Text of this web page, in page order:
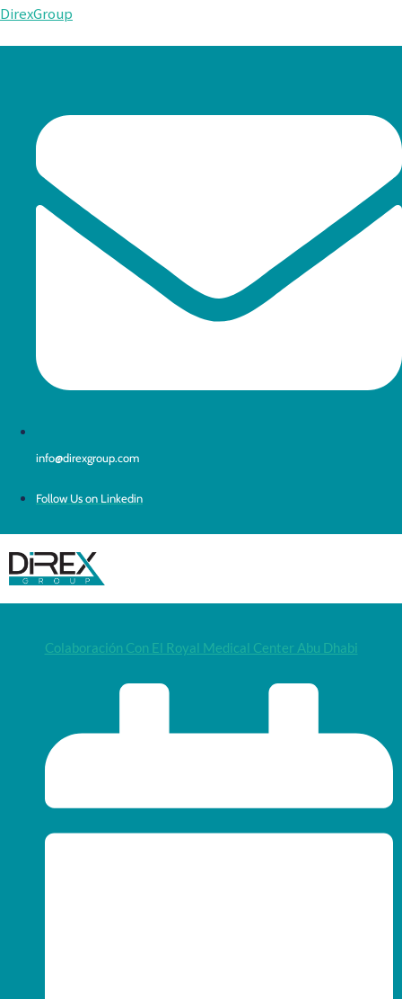
DirexGroup
info@direxgroup.com
Follow Us on Linkedin
Colaboración Con El Royal Medical Center Abu Dhabi